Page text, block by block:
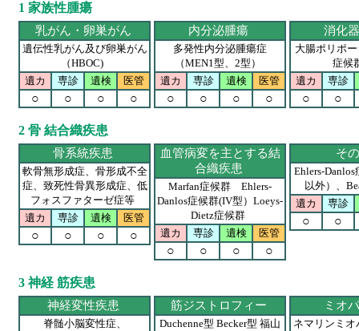
1 家族性腫瘍
乳がん・卵巣がん
遺伝性乳がん及び卵巣がん
（HBOC)
遺カ
専診 遺検 医管
○ ○ ○ ○
内分泌腫瘍
多発性内分泌腫瘍症
（MEN1型、2型）
遺カ
専診 遺検 医管
○ ○ ○ ○
消化
大腸ポリポ
症候
遺カ
専診
○ ○
2 骨 結合織疾患
骨系統疾患
軟骨無形成症、骨形成不全
症、致死性骨異形成症、低
フォスファターゼ症等
遺カ
専診 遺検 医管
○ ○ ○ ○
血管病変を主とする結
合織疾患
Marfan症候群 Ehlers-
Danlos症候群(IV型）Loeys-
Dietz症候群
遺カ
専診 遺検 医管
○ ○ ○ ○
そ
Ehlers-
以外）、
遺カ
専診
○ ○
3 神経 筋疾患
神経変性疾患
脊髄小脳変性症、
筋ジストロフィー
Duchenne型 Becker型 福山
ミオ
ネマリンミ